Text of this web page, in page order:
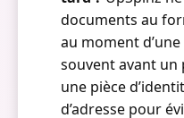
documents au
au moment
souvent avant
une pièce
d’adresse pour